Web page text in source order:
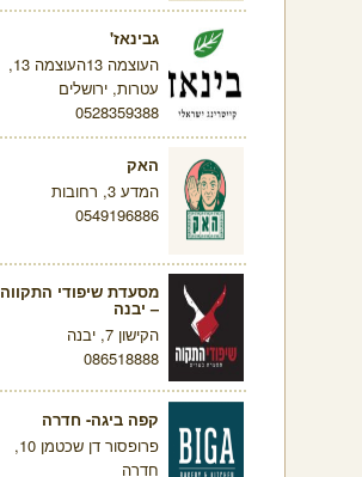
גבינאז'
העוצמה 13העוצמה 13,
עטרות, ירושלים
0528359388
האק
המדע 3, רחובות
0549196886
מסעדת שיפודי התקווה
– יבנה
הקישון 7, יבנה
086518888
קפה ביגה- חדרה
פרופסור דן שכטמן 10,
חדרה